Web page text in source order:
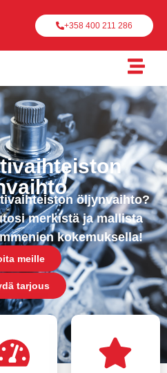
+358 400 211 286
öljynvaihto?
merkistä ja mallista
kokemuksella!
meille
tarjous